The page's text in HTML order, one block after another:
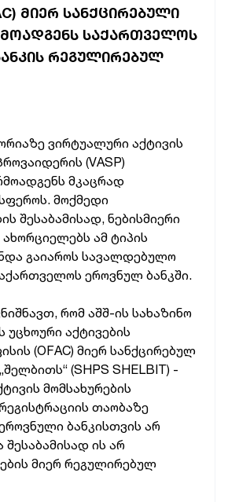
ᲛᲘᲔᲠ ᲡᲐᲜᲥᲪᲘᲠᲔᲑᲣᲚᲘ
ᲡᲐᲥᲐᲠᲗᲕᲔᲚᲝᲡ
ᲠᲔᲒᲣᲚᲘᲠᲔᲑᲣᲚ
ვირტუალური აქტივის
(VASP)
მკაცრად
მოქმედი
შესაბამისად, ნებისმიერი
ამ ტიპის
გაიაროს სავალდებულო
ეროვნულ ბანკში.
რომ აშშ-ის სახაზინო
უცხოური აქტივების
(OFAC) მიერ სანქცირებულ
(SHPS SHELBIT) -
მომსახურების
თაობაზე
ბანკისთვის არ
ის არ
მიერ რეგულირებულ